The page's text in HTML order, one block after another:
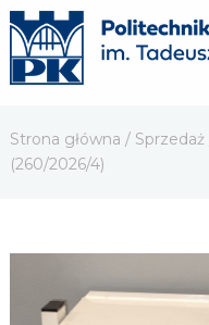
Strona główna / Sprzedaż
(260/2026/4)